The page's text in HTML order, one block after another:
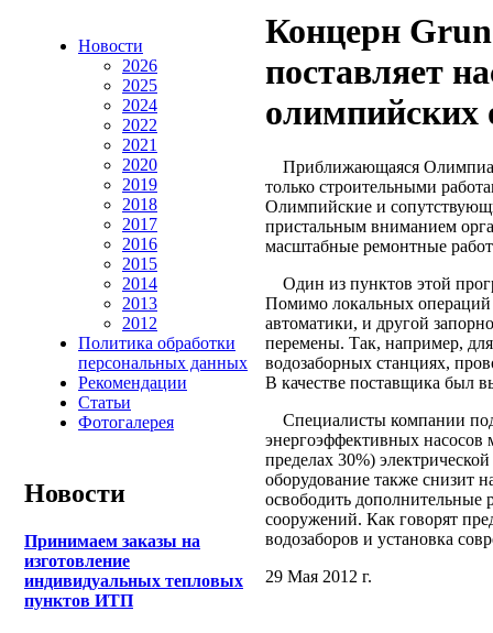
Новости
2026
2025
2024
2022
2021
2020
2019
2018
2017
2016
2015
2014
2013
2012
Политика обработки
персональных данных
Рекомендации
Статьи
Фотогалерея
Новости
Принимаем заказы на
изготовление
индивидуальных тепловых
пунктов ИТП
Концерн
поставляет
олимпийских
Приближающаяся
только строительными
Олимпийские и
пристальным вниманием
масштабные ремонтные
Один из пунктов этой
Помимо локальных
автоматики, и другой
перемены. Так, например,
водозаборных станциях,
В качестве поставщика был
Специалисты компании
энергоэффективных
пределах 30%)
оборудование также снизит
освободить дополнительные
сооружений. Как говорят
водозаборов и установка
29 Мая 2012 г.